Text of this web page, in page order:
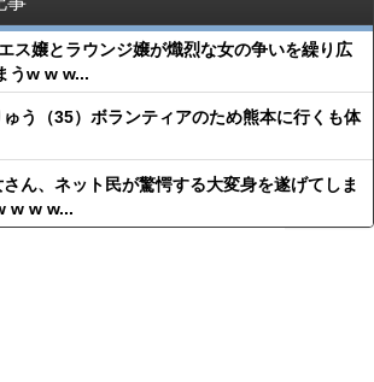
ス嬢とラウンジ嬢が熾烈な女の争いを繰り広
うw w w...
ゅう（35）ボランティアのため熊本に行くも体
さん、ネット民が驚愕する大変身を遂げてしま
w w w...